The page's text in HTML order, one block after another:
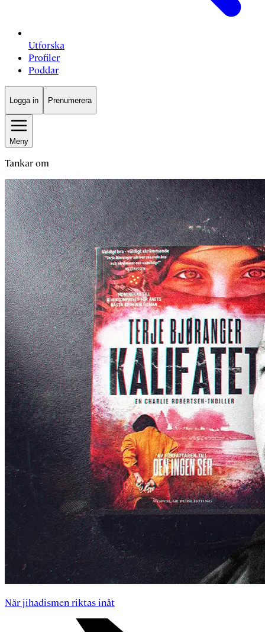
Utforska
Profiler
Poddar
Logga in Prenumerera
Meny
Tankar om
När jihadismen riktas inåt